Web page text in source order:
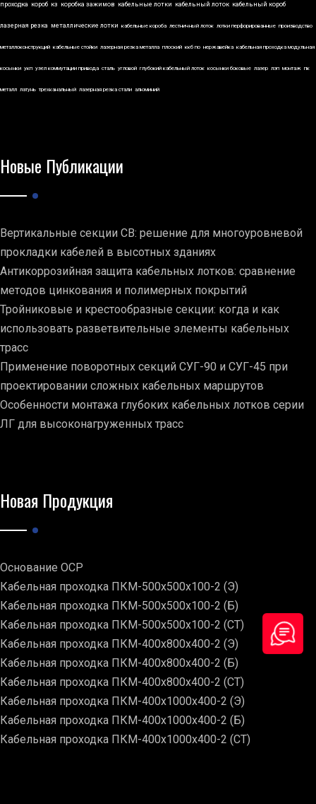
проходка короб кз коробка зажимов кабельные лотки кабельный лоток кабельный короб
лазерная резка металлические лотки кабельные короба лестничный лоток лотки перфорированные производство
металлоконструкций кабельные стойки лазерная резка металла плоский ккб по нержавейка кабельная проходка модульная
косынки укп узел коммутации привода сталь угловой глубокий кабельный лоток косынки боковые лазер лэп монтаж пк
металл латунь трехканальный лазерная резка стали алюминий
Новые Публикации
Вертикальные секции СВ: решение для многоуровневой
прокладки кабелей в высотных зданиях
Антикоррозийная защита кабельных лотков: сравнение
методов цинкования и полимерных покрытий
Тройниковые и крестообразные секции: когда и как
использовать разветвительные элементы кабельных
трасс
Применение поворотных секций СУГ-90 и СУГ-45 при
проектировании сложных кабельных маршрутов
Особенности монтажа глубоких кабельных лотков серии
ЛГ для высоконагруженных трасс
Новая Продукция
Основание ОСР
Кабельная проходка ПКМ-500х500х100-2 (Э)
Кабельная проходка ПКМ-500х500х100-2 (Б)
Кабельная проходка ПКМ-500х500х100-2 (СТ)
Кабельная проходка ПКМ-400х800х400-2 (Э)
Кабельная проходка ПКМ-400х800х400-2 (Б)
Кабельная проходка ПКМ-400х800х400-2 (СТ)
Кабельная проходка ПКМ-400х1000х400-2 (Э)
Кабельная проходка ПКМ-400х1000х400-2 (Б)
Кабельная проходка ПКМ-400х1000х400-2 (СТ)